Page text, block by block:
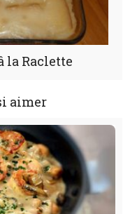
la Raclette
aimer